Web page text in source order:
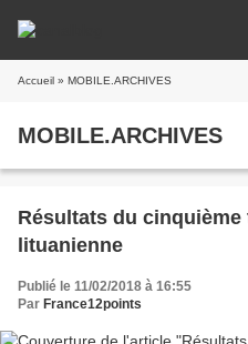
Accueil » MOBILE.ARCHIVES
MOBILE.ARCHIVES
Résultats du
lituanienne
Publié le 11/02/2018 à 16:55
Par France12points